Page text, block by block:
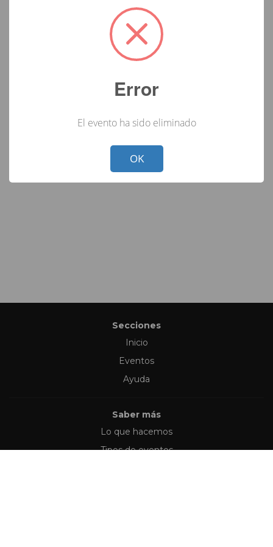
Secciones
Inicio
Eventos
Ayuda
Saber más
Lo que hacemos
Tipos de eventos
Error
El evento ha sido eliminado
! Not valid!
OK